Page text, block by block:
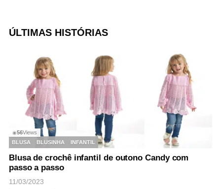
ÚLTIMAS HISTÓRIAS
◉56Views
BLUSA
BLUSINHA INFANTIL
Blusa de crochê infantil de outono Candy com
passo a passo
11/03/2023